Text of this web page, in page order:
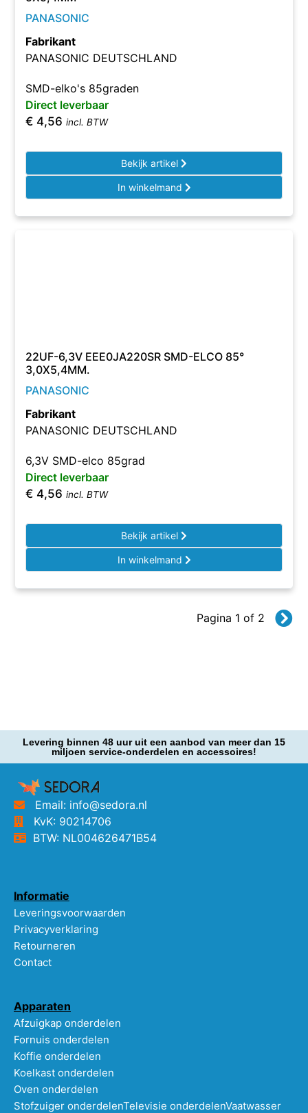
PANASONIC
Fabrikant
PANASONIC DEUTSCHLAND
SMD-elko's 85graden
Direct leverbaar
€ 4,56 incl. BTW
Bekijk artikel
In winkelmand
22UF-6,3V EEE0JA220SR SMD-ELCO 85°
3,0X5,4MM.
PANASONIC
Fabrikant
PANASONIC DEUTSCHLAND
6,3V SMD-elco 85grad
Direct leverbaar
€ 4,56 incl. BTW
Bekijk artikel
In winkelmand
Pagina 1 of 2
Levering binnen 48 uur uit een aanbod van meer dan 15
miljoen service-onderdelen en accessoires!
Email: info@sedora.nl
KvK: 90214706
BTW: NL004626471B54
Informatie
Leveringsvoorwaarden
Privacyverklaring
Retourneren
Contact
Apparaten
Afzuigkap onderdelen
Fornuis onderdelen
Koffie onderdelen
Koelkast onderdelen
Oven onderdelen
Stofzuiger onderdelenTelevisie onderdelenVaatwasser